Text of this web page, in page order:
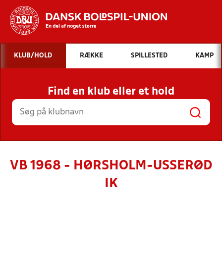
Hvad vil du søge efter?
INDHOLD OG NYHEDER
STILLINGER, RESULTATER, KLUBBER OG
HOLD
KLUB/HOLD RÆKKE SPILLESTED KAMP
Find en klub eller et hold
VB 1968 - HØRSHOLM-USSERØD
IK